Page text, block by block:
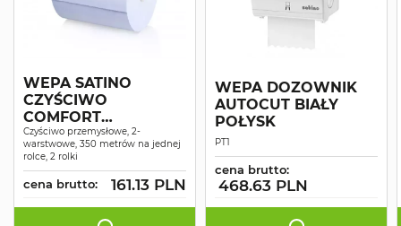
WEPA SATINO
CZYŚCIWO
COMFORT
NIEBIESKIE
MAKULATURA 2W
350M A2
Czyściwo przemysłowe, 2-
warstwowe, 350 metrów na jednej
rolce, 2 rolki
cena brutto: 161.13 PLN
WEPA DOZOWNIK
AUTOCUT BIAŁY
POŁYSK
PT1
cena brutto:
468.63 PLN